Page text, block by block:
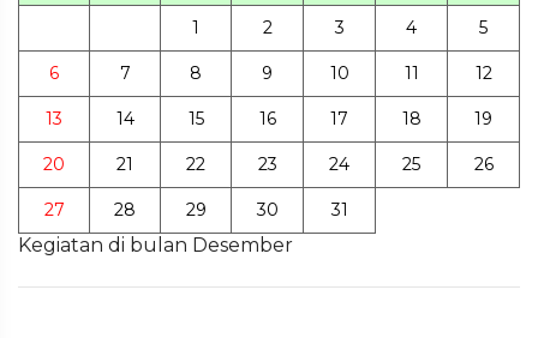
1
2 3 4 5
6 7 8 9 10 11 12
13 14 15 16 17 18 19
20 21 22 23 24 25 26
27 28 29 30 31
Kegiatan di bulan Desember